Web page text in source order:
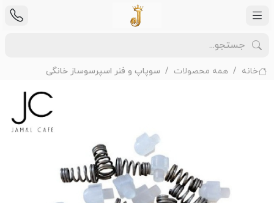
خانه همه محصولات سوپاپ و فنر اسپرسوساز خانگی